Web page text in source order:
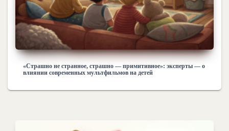
«Cтрашно не странное, страшно — примитивное»: эксперты — о
влиянии современных мультфильмов на детей